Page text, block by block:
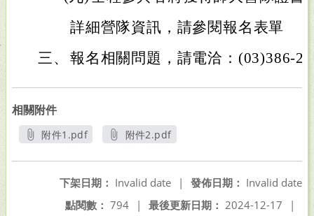
詳細營隊資訊，請參閱報名表單
三、 報名相關問題，請電洽：(03)386-
相關附件
附件1.pdf
附件2.pdf
發佈日期： Invalid date
下架日期： Invalid date
|
最後更新日期： 2024-12-17 |
點閱數： 794 |